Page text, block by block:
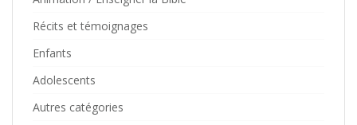
Récits et témoignages
Enfants
Adolescents
Autres catégories